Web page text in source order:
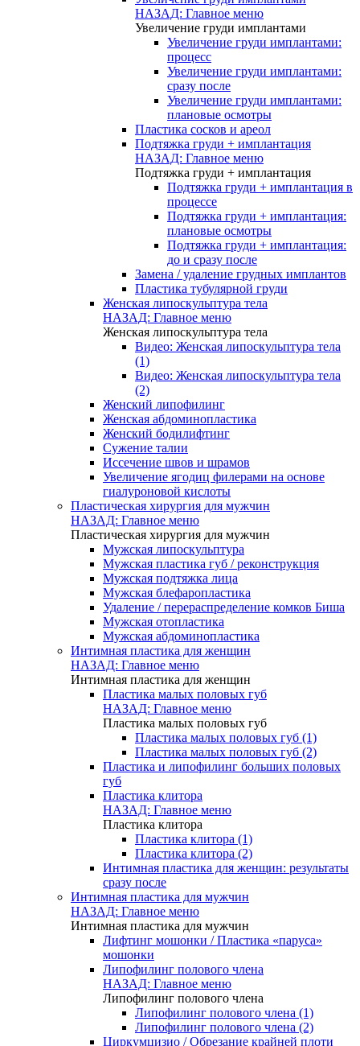
НАЗАД: Главное меню
Увеличение груди имплантами
Увеличение груди имплантами:
процесс
Увеличение груди имплантами:
сразу после
Увеличение груди имплантами:
плановые осмотры
Пластика сосков и ареол
Подтяжка груди + имплантация
НАЗАД: Главное меню
Подтяжка груди + имплантация
Подтяжка груди + имплантация в
процессе
Подтяжка груди + имплантация:
плановые осмотры
Подтяжка груди + имплантация:
до и сразу после
Замена / удаление грудных имплантов
Пластика тубулярной груди
Женская липоскульптура тела
НАЗАД: Главное меню
Женская липоскульптура тела
Видео: Женская липоскульптура тела
(1)
Видео: Женская липоскульптура тела
(2)
Женский липофилинг
Женская абдоминопластика
Женский бодилифтинг
Сужение талии
Иссечение швов и шрамов
Увеличение ягодиц филерами на основе
гиалуроновой кислоты
Пластическая хирургия для мужчин
НАЗАД: Главное меню
Пластическая хирургия для мужчин
Мужская липоскульптура
Мужская пластика губ / реконструкция
Мужская подтяжка лица
Мужская блефаропластика
Удаление / перераспределение комков Биша
Мужская отопластика
Мужская абдоминопластика
Интимная пластика для женщин
НАЗАД: Главное меню
Интимная пластика для женщин
Пластика малых половых губ
НАЗАД: Главное меню
Пластика малых половых губ
Пластика малых половых губ (1)
Пластика малых половых губ (2)
Пластика и липофилинг больших половых
губ
Пластика клитора
НАЗАД: Главное меню
Пластика клитора
Пластика клитора (1)
Пластика клитора (2)
Интимная пластика для женщин: результаты
сразу после
Интимная пластика для мужчин
НАЗАД: Главное меню
Интимная пластика для мужчин
Лифтинг мошонки / Пластика «паруса»
мошонки
Липофилинг полового члена
НАЗАД: Главное меню
Липофилинг полового члена
Липофилинг полового члена (1)
Липофилинг полового члена (2)
Циркумцизио / Обрезание крайней плоти